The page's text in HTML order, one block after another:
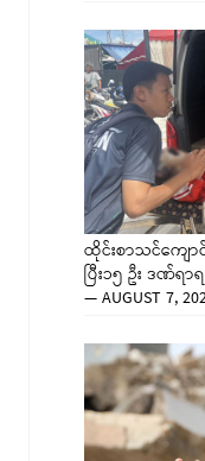
ထိုင်းစာသင်ကျေ
ပြီး၁၅ ဦး ဒဏ်ရာရ
—AUGUST 7,